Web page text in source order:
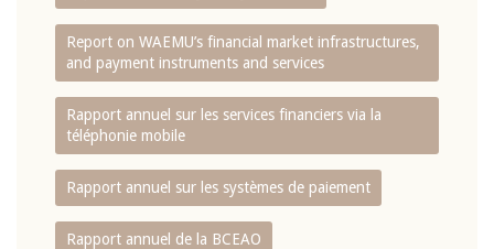
Report on WAEMU’s financial market infrastructures,
and payment instruments and services
Rapport annuel sur les services financiers via la
téléphonie mobile
Rapport annuel sur les systèmes de paiement
Rapport annuel de la BCEAO